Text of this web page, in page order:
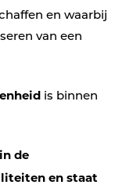
en waarbij
van een
is binnen
de
en staat